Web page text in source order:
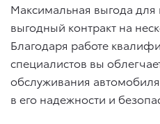
Максимальная выгода для
выгодный контракт на
Благодаря работе
специалистов вы
обслуживания
в его надежности и